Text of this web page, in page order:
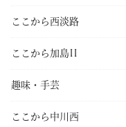
ここから西淡路
ここから加島II
趣味・手芸
ここから中川西